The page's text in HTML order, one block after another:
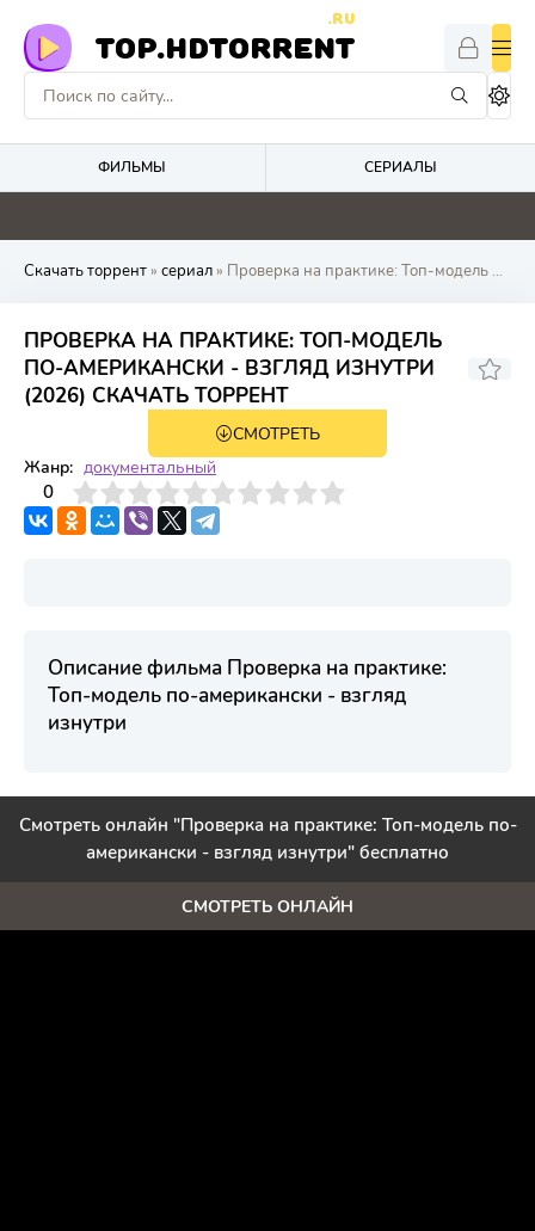
TOP.HDTORRENT
.RU
ФИЛЬМЫ СЕРИАЛЫ
0 0 4.9 4.8
Скачать торрент» сериал» Проверка на практике: Топ-модель по-американски - взгляд изнутри
ПРОВЕРКА НА ПРАКТИКЕ: ТОП-МОДЕЛЬ
ПО-АМЕРИКАНСКИ - ВЗГЛЯД ИЗНУТРИ
(2026) СКАЧАТЬ ТОРРЕНТ
1 сезон 3 серияСМОТРЕТЬ
Жанр: документальный
0
4 6 7 8 9 10
Описание фильма Проверка на практике:
Топ-модель по-американски - взгляд
изнутри
Смотреть онлайн "Проверка на практике: Топ-модель по-
американски - взгляд изнутри" бесплатно
СМОТРЕТЬ ОНЛАЙН